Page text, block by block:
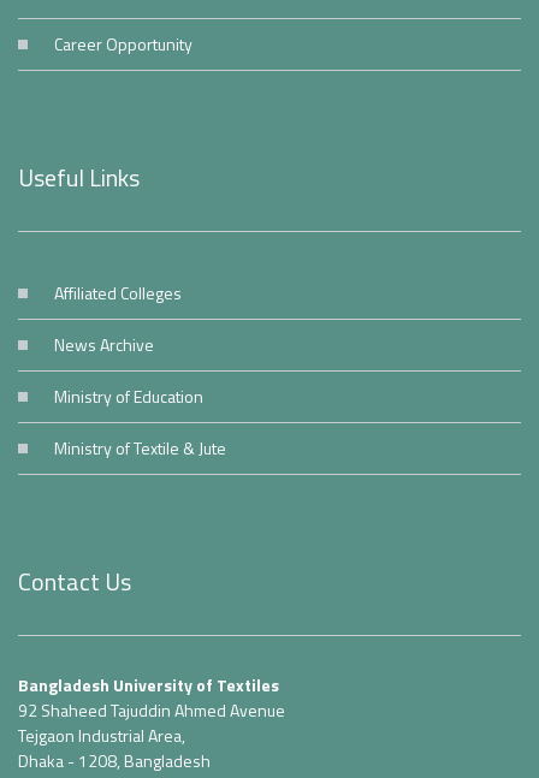
Career Opportunity
Useful Links
Affiliated Colleges
News Archive
Ministry of Education
Ministry of Textile & Jute
Contact Us
Bangladesh University of Textiles
92 Shaheed Tajuddin Ahmed Avenue
Tejgaon Industrial Area,
Dhaka - 1208, Bangladesh